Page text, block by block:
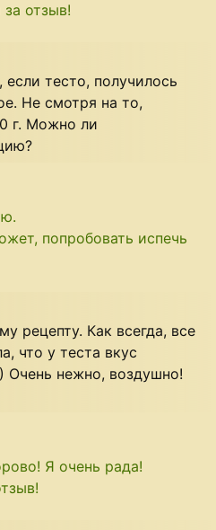
отзыв!
если тесто, получилось
Не смотря на то,
г. Можно ли
попробовать испечь
рецепту. Как всегда, все
что у теста вкус
Очень нежно, воздушно!
Я очень рада!